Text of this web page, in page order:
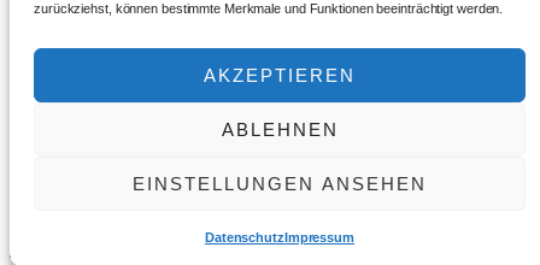
zurückziehst, können bestimmte Merkmale und Funktionen beeinträchtigt werden.
AKZEPTIEREN
ABLEHNEN
EINSTELLUNGEN ANSEHEN
DatenschutzImpressum
Whatsapp Anfrage